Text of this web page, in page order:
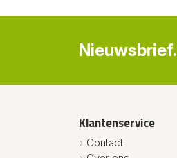
Nieuwsbrief.
Klantenservice
Contact